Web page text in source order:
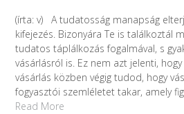
(írta: v) A tudatosság manapság
kifejezés. Bizonyára Te is találkoztál
tudatos táplálkozás fogalmával, s
vásárlásról is. Ez nem azt jelenti,
vásárlás közben végig tudod, hogy
fogyasztói szemléletet takar, amely
Read More